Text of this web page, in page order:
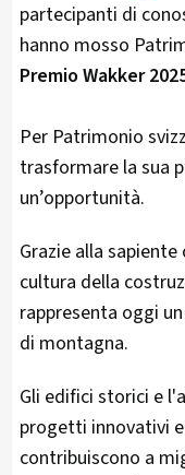
partecipanti di
hanno mosso
Premio Wakker
Per Patrimonio
trasformare la sua
un’opportunità.
Grazie alla
cultura della
rappresenta oggi
di montagna.
Gli edifici storici e
progetti innovativi
contribuiscono a